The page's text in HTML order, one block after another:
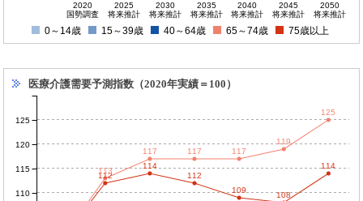
2020
国勢調査
2025
将来推計
2030
将来推計
2035
将来推計
2040
将来推計
2045
将来推計
2050
将来推計
0～14歳 15～39歳 40～64歳 65～74歳 75歳以上
医療介護需要予測指数（2020年実績＝100）
112
114
112
109
108
114
113
117 117 117
119
125
110
115
120
125